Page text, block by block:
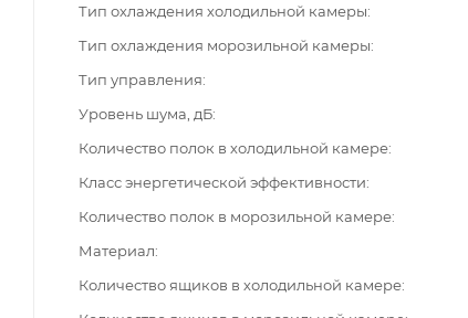
Тип охлаждения холодильной камеры
Тип охлаждения морозильной камеры
Тип управления
Уровень шума, дБ
Количество полок в холодильной камере
Класс энергетической эффективности
Количество полок в морозильной камере
Материал
Количество ящиков в холодильной камере